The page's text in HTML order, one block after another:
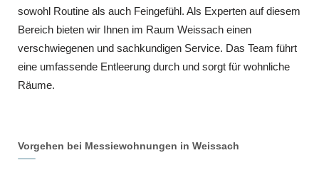
sowohl Routine als auch Feingefühl. Als Experten auf diesem
Bereich bieten wir Ihnen im Raum Weissach einen
verschwiegenen und sachkundigen Service. Das Team führt
eine umfassende Entleerung durch und sorgt für wohnliche
Räume.
Vorgehen bei Messiewohnungen in Weissach